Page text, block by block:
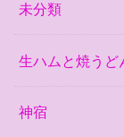
未分類
生ハムと焼うど
神宿